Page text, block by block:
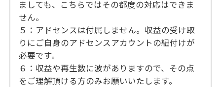
ましても、こちらではその都度の対応はできま
せん。
５：アドセンスは付属しません。収益の受け取
りにご自身のアドセンスアカウントの紐付けが
必要です。
６：収益や再生数に波がありますので、その点
をご理解頂ける方のみお願いいたします。